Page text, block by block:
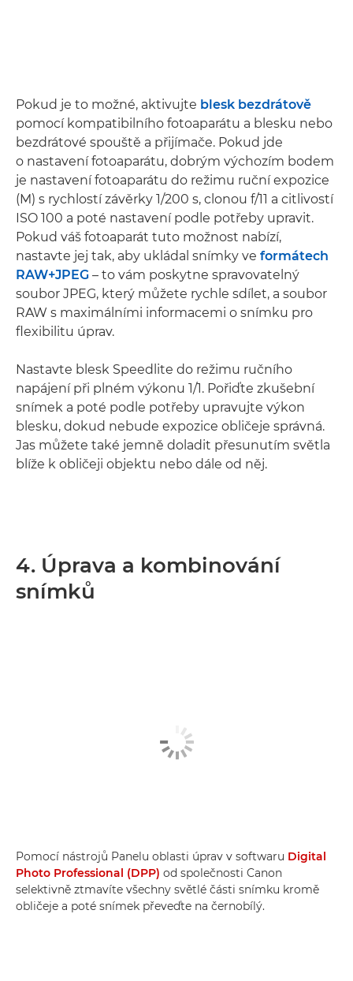
Pokud je to možné, aktivujte blesk bezdrátově
pomocí kompatibilního fotoaparátu a blesku nebo
bezdrátové spouště a přijímače. Pokud jde
o nastavení fotoaparátu, dobrým výchozím bodem
je nastavení fotoaparátu do režimu ruční expozice
(M) s rychlostí závěrky 1/200 s, clonou f/11 a citlivostí
ISO 100 a poté nastavení podle potřeby upravit.
Pokud váš fotoaparát tuto možnost nabízí,
nastavte jej tak, aby ukládal snímky ve formátech
RAW+JPEG – to vám poskytne spravovatelný
soubor JPEG, který můžete rychle sdílet, a soubor
RAW s maximálními informacemi o snímku pro
flexibilitu úprav.
Nastavte blesk Speedlite do režimu ručního
napájení při plném výkonu 1/1. Pořiďte zkušební
snímek a poté podle potřeby upravujte výkon
blesku, dokud nebude expozice obličeje správná.
Jas můžete také jemně doladit přesunutím světla
blíže k obličeji objektu nebo dále od něj.
4. Úprava a kombinování
snímků
Pomocí nástrojů Panelu oblasti úprav v softwaru Digital
Photo Professional (DPP) od společnosti Canon
selektivně ztmavíte všechny světlé části snímku kromě
obličeje a poté snímek převeďte na černobílý.